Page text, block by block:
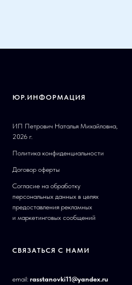
ЮР.ИНФОРМАЦИЯ
ИП Петрович Наталья Михайловна,
2026 г.
Политика конфиденциальности
Договор оферты
Согласие на обработку
персональных данных в целях
предоставления рекламных
и маркетинговых сообщений
СВЯЗАТЬСЯ С НАМИ
email: rasstanovki11@yandex.ru